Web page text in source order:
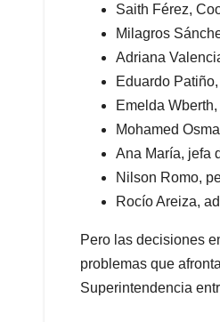
Saith Férez,
Milagros
Adriana
Eduardo
Emelda
Mohamed
Ana María, jefa
Nilson Romo,
Rocío Areiza,
Pero las decisiones
problemas que
Superintendencia